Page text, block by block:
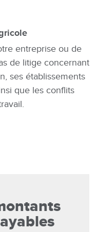
entreprise ou de
de litige concernant
ses établissements
que les conflits